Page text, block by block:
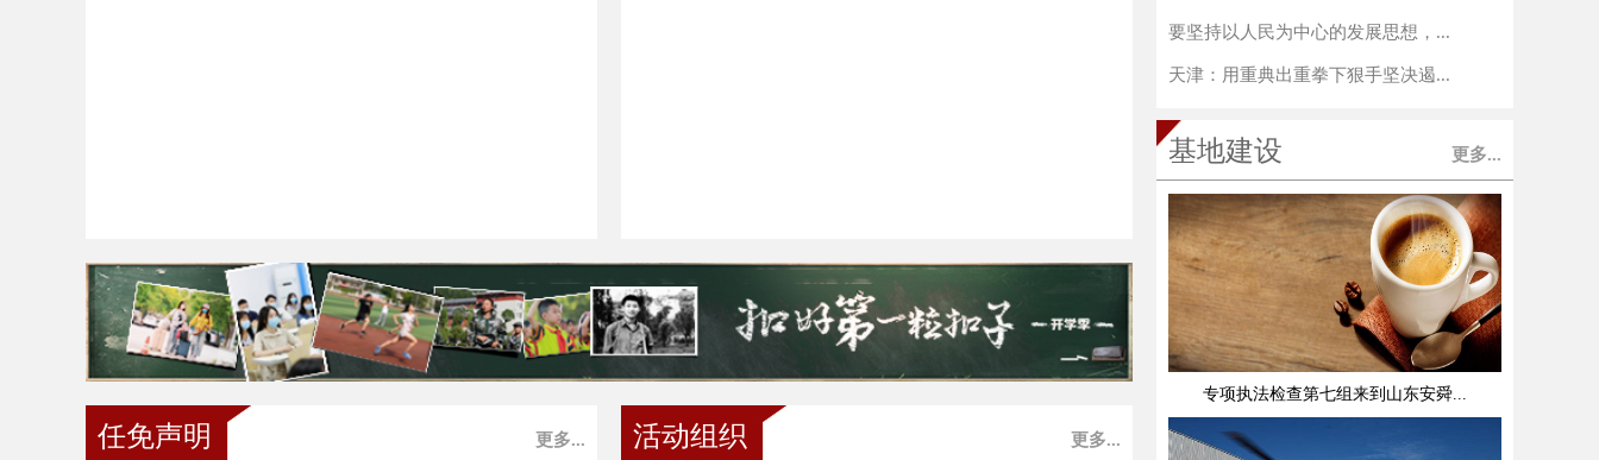
任免声明 更多... 活动组织 更多...
要坚持以人民为中心的发展思想，...
天津：用重典出重拳下狠手坚决遏...
基地建设 更多...
专项执法检查第七组来到山东安舜...